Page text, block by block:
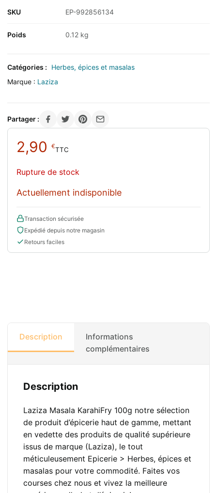
SKU EP-992856134
Poids 0.12 kg
Catégories :
Herbes, épices et masalas
Marque : Laziza
Partager :
2,90 €TTC
Rupture de stock
Actuellement indisponible
Transaction sécurisée
Expédié depuis notre magasin
Retours faciles
Description
Informations
complémentaires
Description
Laziza Masala KarahiFry 100g notre sélection
de produit d’épicerie haut de gamme, mettant
en vedette des produits de qualité supérieure
issus de marque (Laziza), le tout
méticuleusement Epicerie > Herbes, épices et
masalas pour votre commodité. Faites vos
courses chez nous et vivez la meilleure